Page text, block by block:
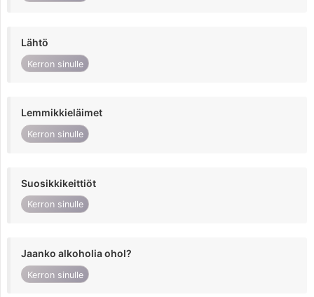
Lähtö
Kerron sinulle
Lemmikkieläimet
Kerron sinulle
Suosikkikeittiöt
Kerron sinulle
Jaanko alkoholia ohol?
Kerron sinulle